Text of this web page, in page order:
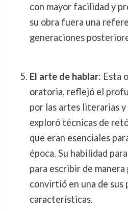
con mayor facilidad y
su obra fuera una
generaciones
El arte de hablar: Esta
oratoria, reflejó el
por las artes literarias y
exploró técnicas de
que eran esenciales
época. Su habilidad
para escribir de manera
convirtió en una de sus
características.